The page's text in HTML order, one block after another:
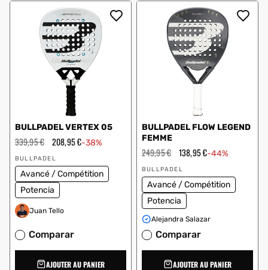
BULLPADEL VERTEX 05
Prix
régulier
339,95 € Prix
solde
208,95 €-38%
Vendeur
:
BULLPADEL
Avancé / Compétition
Potencia
Juan Tello
Comparar
AJOUTER AU PANIER
BULLPADEL FLOW LEGEND
FEMME
Prix
régulier
249,95 € Prix
solde
138,95 €-44%
Vendeur
:
BULLPADEL
Avancé / Compétition
Potencia
Alejandra Salazar
Comparar
AJOUTER AU PANIER